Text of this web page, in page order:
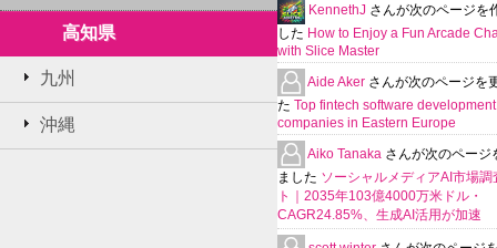
高知県
九州
沖縄
KennethJ さんが次のページを
した How to Enjoy a Fun Arcade
with Slice Master
Aide Aker さんが次のページを
た Top fintech software development
companies in Eastern Europe
Aiko Tanaka さんが次のページ
ました ソーシャルメディアAI市場調
ト｜2035年103億4000万米ドル・
CAGR24.85%、生成AI活用が加速